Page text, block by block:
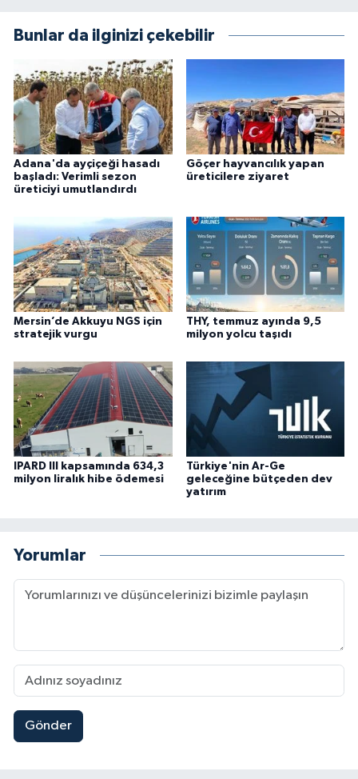
Bunlar da ilginizi çekebilir
Adana'da ayçiçeği hasadı
başladı: Verimli sezon
üreticiyi umutlandırdı
Göçer hayvancılık yapan
üreticilere ziyaret
Mersin’de Akkuyu NGS için
stratejik vurgu
THY, temmuz ayında 9,5
milyon yolcu taşıdı
IPARD III kapsamında 634,3
milyon liralık hibe ödemesi
Türkiye'nin Ar-Ge
geleceğine bütçeden dev
yatırım
Yorumlar
Gönder